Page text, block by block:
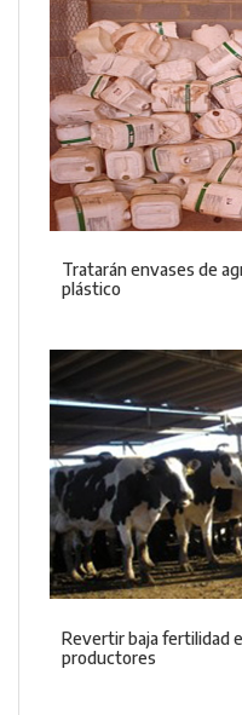
Tratarán envases de
plástico
Revertir baja fertilidad
productores